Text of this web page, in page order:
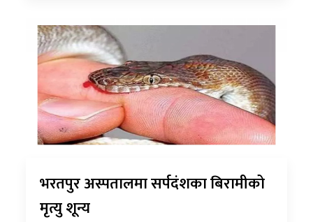
भरतपुर अस्पतालमा सर्पदंशका बिरामीको
मृत्यु शून्य